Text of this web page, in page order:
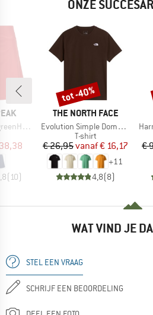
ONZE
Skort
prijs
(10)
MERK
THE NORTH FACE
Artikel
Evolution Simple Dome Short Sleeve
Productgroep
T-shirt
Prijs
€ 26,95 Verlaagde prijs
vanaf€ 16,17
+11
4,8(8)
Korting
tot -40%
€
WAT VIND JE
STEL EEN VRAAG
SCHRIJF EEN BEOORDELING